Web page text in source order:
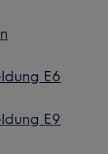
E6
E9